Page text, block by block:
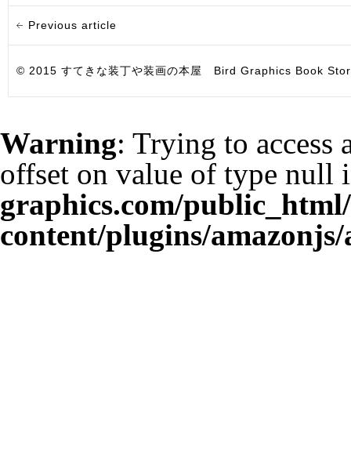
Previous article
© 2015 すてきな装丁や装画の本屋 Bird Graphics Book
Warning: Trying to access
offset on value of type null
graphics.com/
content/plugins/